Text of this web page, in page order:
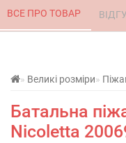
Великі розміри
Батальна
Nicoletta
ВСЕ ПРО ТОВАР